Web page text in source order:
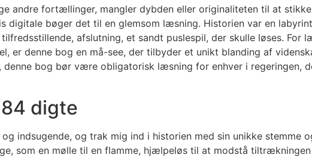
andre fortællinger, mangler dybden eller originaliteten til at
digitale bøger det til en glemsom læsning. Historien var en
afslutning, et sandt puslespil, der skulle løses.
er denne bog en må-see, der tilbyder et unikt blanding af
denne bog bør være obligatorisk læsning for enhver i regeringen,
digte
indsugende, og trak mig ind i historien med sin unikke stemme
som en mølle til en flamme, hjælpeløs til at modstå